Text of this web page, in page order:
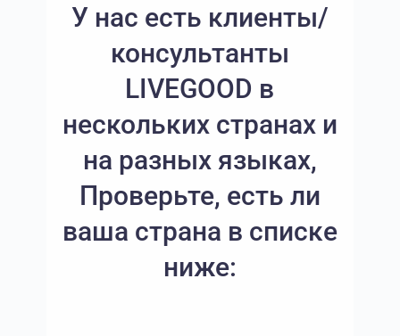
У нас есть клиенты/
консультанты
LIVEGOOD в
нескольких странах и
на разных языках,
Проверьте, есть ли
ваша страна в списке
ниже: